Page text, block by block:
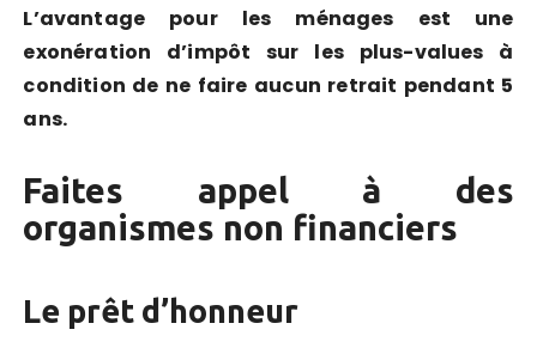
L’avantage pour les ménages est une
exonération d’impôt sur les plus-values à
condition de ne faire aucun retrait pendant 5
ans.
Faites appel à des
organismes non financiers
Le prêt d’honneur